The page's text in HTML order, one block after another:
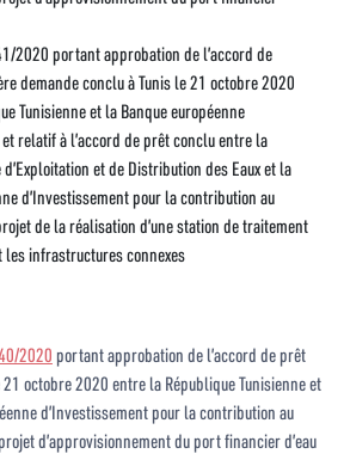
2020 portant approbation de l’accord de
demande conclu à Tunis le 21 octobre 2020
Tunisienne et la Banque européenne
relatif à l’accord de prêt conclu entre la
et de Distribution des Eaux et la
d’Investissement pour la contribution au
de la réalisation d’une station de traitement
les infrastructures connexes
2020portant approbation de l’accord de prêt
octobre 2020 entre la République Tunisienne et
d’Investissement pour la contribution au
d’approvisionnement du port financier d’eau